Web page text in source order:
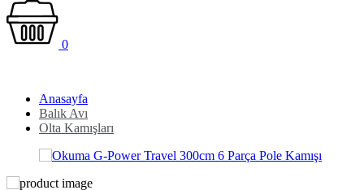
0
Anasayfa
Balık Avı
Olta Kamışları